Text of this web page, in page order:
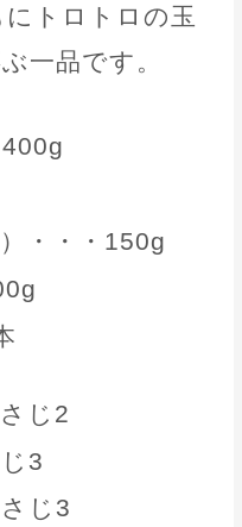
トロトロの玉
一品です。
・・・150g
じ2
3
じ3